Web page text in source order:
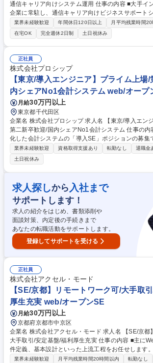
通信キャリア向けシステム運用 仕事の内容 ■大手インターネットサービス
企業に常駐し、通信キャリア向けビジネスサポート
監視・障害対応をお任せします。 ■将来的にはシス
った上流工程にも挑戦可能です。 【具体的には】 ■定常運用・データメン
テナンス（顧客データ修正、他部署との調整） ■運
フロー見直し、手動業務のスクリプト化） ■障害対
異常時の調査復旧、SQLチューニング等） ■ユーザー
応 ※将来は複数システムの運用を取りまとめるリー
待しています。 募集職種 【運用保守リーダー候補】大手通信キャリア向
けシステム運用
業界未経験歓迎 年間休日120日以上 月平均残業時間20
在宅OK
完全週休2日制 土日祝休み
正社員
株式会社プロシップ
【東京/導入エンジニア】プライム上場/
内シェアNo1会計システム web/オープ
月給30万円以上
東京都千代田区
企業名 株式会社プロシップ 求人名 【東京/導入エンジニア】プライム上場/
第二新卒歓迎/国内シェアNo1会計システム 仕事の内容 固定資産管理に特
化した会計システムの「導入SE」ポジションの募集
ンバーワンで、業績好調！需要拡大中のシステムで
ています。 【詳細】要件定義～開発～リリースまで担当。当社製品は顧客
要望に応じた柔軟なカスタマイズに対応しており、
層に対し、システム導入・会計業務フロー改善提案
流から下流までご経験可能です。ビジネススキルと
ら、PM/PLへのキャリアステップを築いて頂けます
ニア未経験の方は、10月/4月入社となります。 募集職種 【東京/導入エン
ジニア】プライム上場/第二新卒歓迎/国内シェアNo1
業界未経験歓迎 資格取得支援あり 転勤なし 退職金
土日祝休み
求人探しから 入社まで
サポートします！
求人の紹介をはじめ、書類添削や
面談対策、内定後の手続きまで
あなたの転職活動をサポートします。
登録してサポートを受ける
正社員
株式会社アクセル・モード
【SE/京都】リモートワーク可/大手取
厚生充実 web/オープンSE
月給30万円以上
京都府京都市中京区
企業名 株式会社アクセル・モード 求人名 【SE/京都】リモートワーク可/
大手取引/安定基盤/福利厚生充実 仕事の内容 ■主にWebシステム開発の要
件定義、基本設計といった上流工程をお任せします
合わせて、将来的にPMや自社サービス開発担当とし
業界未経験歓迎 月平均残業時間20時間以内 転勤なし